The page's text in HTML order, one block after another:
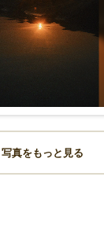
写真をもっと見る